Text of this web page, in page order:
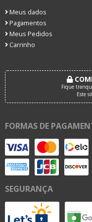
Meus dados
Pagamentos
Meus Pedidos
Carrinho
Fique
Este
FORMAS DE
SEGURANÇA